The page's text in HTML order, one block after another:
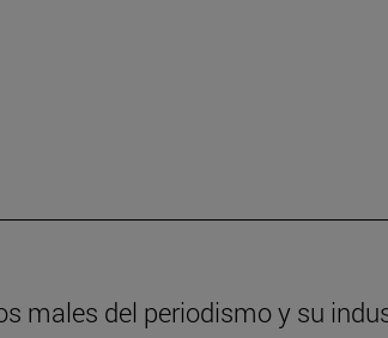
males del periodismo y su